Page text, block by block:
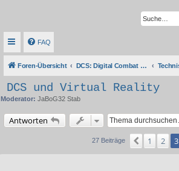
FAQ
Foren-Übersicht DCS: Digital Combat Simulator Series
DCS und Virtual Reality
Moderator: JaBoG32 Stab
Antworten
27 Beiträge Vorherige
1 2 3